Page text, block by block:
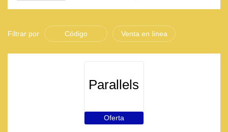
Filtrar por Código Venta en línea
Parallels
Oferta